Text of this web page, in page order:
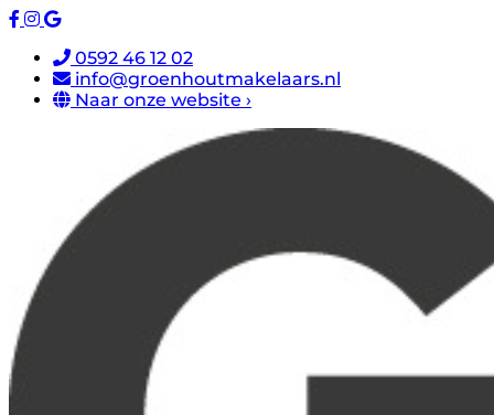
0592 46 12 02
info@groenhoutmakelaars.nl
Naar onze website ›